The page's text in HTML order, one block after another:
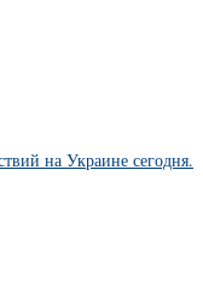
на Украине сегодня.